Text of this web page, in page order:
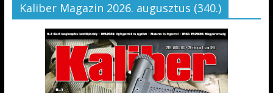
Kaliber Magazin 2026. augusztus (340.)